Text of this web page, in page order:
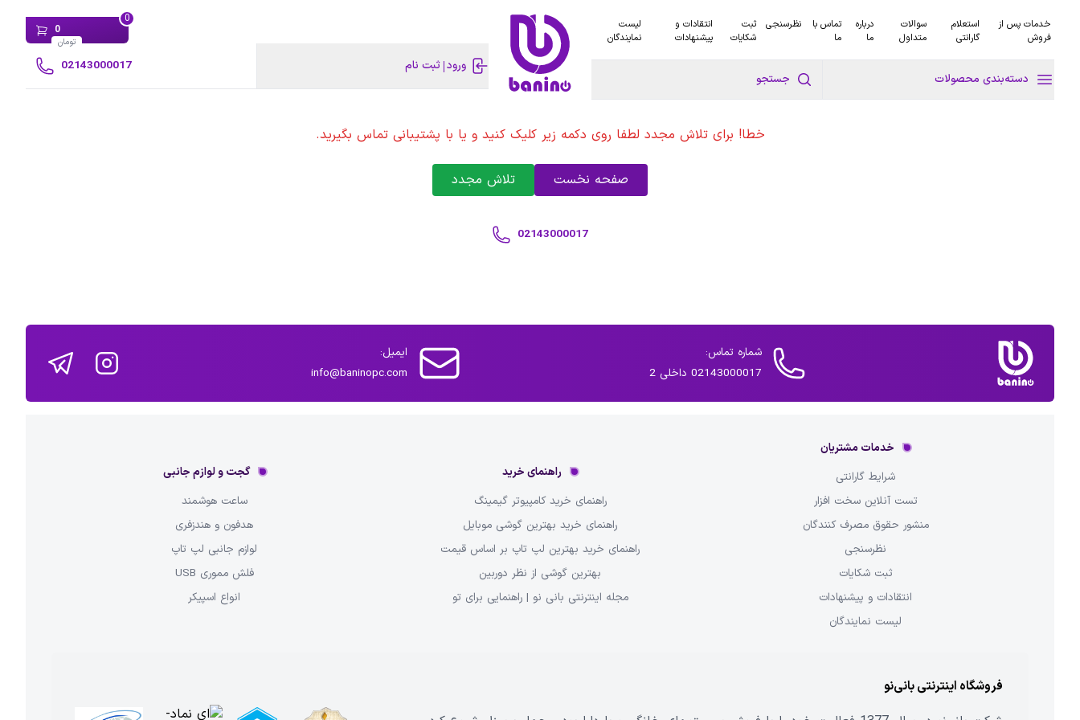
خدمات پس از
فروش
استعلام
گارانتی
سوالات
متداول
درباره
ما
تماس با
ما
نظرسنجی
ثبت
شکایات
انتقادات و
پیشنهادات
لیست
نمایندگان
دسته‌بندی محصولات جستجو
0
0
تومان
ورود ثبت نام 02143000017
خطا! برای تلاش مجدد لطفا روی دکمه زیر کلیک کنید و یا با پشتیبانی تماس بگیرید.
صفحه نخست تلاش مجدد
02143000017
شماره تماس:
02143000017 داخلی 2
ایمیل:
info@baninopc.com
خدمات مشتریان
شرایط گارانتی
تست آنلاین سخت افزار
منشور حقوق مصرف کنندگان
نظرسنجی
ثبت شکایات
انتقادات و پیشنهادات
لیست نمایندگان
راهنمای خرید
راهنمای خرید کامپیوتر گیمینگ
راهنمای خرید بهترین گوشی موبایل
راهنمای خرید بهترین لپ تاپ بر اساس قیمت
بهترین گوشی از نظر دوربین
مجله اینترنتی بانی نو | راهنمایی برای تو
گجت و لوازم جانبی
ساعت هوشمند
هدفون و هندزفری
لوازم جانبی لپ تاپ
فلش مموری USB
انواع اسپیکر
فروشگاه اینترنتی بانی‌نو